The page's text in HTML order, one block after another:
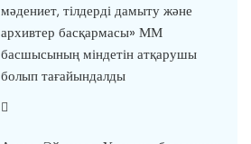
мәдениет, тілдерді дамыту және
архивтер басқармасы» ММ
басшысының міндетін атқарушы
болып тағайындалды